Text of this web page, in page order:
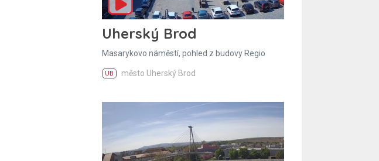
Uherský Brod
Masarykovo náměstí, pohled z budovy Regio
UB město Uherský Brod